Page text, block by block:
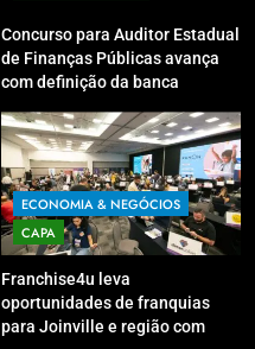
Concurso para Auditor Estadual
de Finanças Públicas avança
com definição da banca
ECONOMIA & NEGÓCIOS
CAPA
Franchise4u leva
oportunidades de franquias
para Joinville e região com